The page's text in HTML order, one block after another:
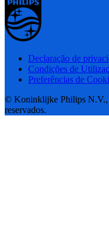
Declaração de
Condições de
Preferências de
© Koninklijke Philips N.V.,
reservados.